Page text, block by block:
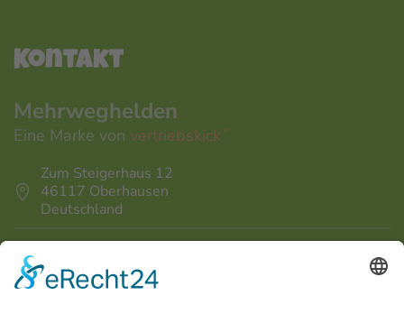
Kontakt
Mehrweghelden
Eine Marke von vertriebskick´
Zum Steigerhaus 12
46117 Oberhausen
Deutschland
info@vertriebskick.de
+49 208 - 708 164 - 0